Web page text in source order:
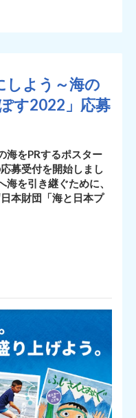
しよう～海の
す2022」応募
海をPRするポスター
募受付を開始しまし
を引き継ぐために、
本財団「海と日本プ